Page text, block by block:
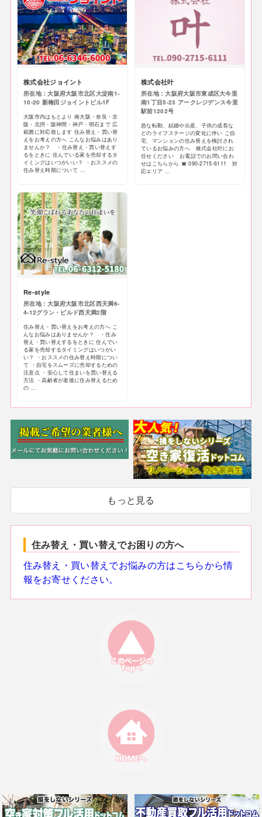
株式会社ジョイント
所在地：大阪府大阪市北区大淀南1-
10-20 新梅田ジョイントビル1F
大阪市内はもとより 南大阪・奈良・京
阪・北摂・阪神間・神戸・明石まで 広
範囲に対応致します 住み替え・買い替
えをお考えの方へ こんなお悩みはあり
ませんか？ ・住み替え・買い替えす
るをときに 住んでいる家を売却するタ
イミングはいつがいい？ ・おススメの
住み替え時期について ...
株式会社叶
所在地：大阪府大阪市東成区大今里
南1丁目5-23 アークレジデンス今里
駅前1202号
急な転勤、結婚や出産、子供の成長な
どのライフステージの変化に伴い ご自
宅、マンションの住み替えを検討され
ているお悩みの方へ 株式会社叶にお
任せください お電話でのお問い合わ
せはこちらから ☎ 090-2715-6111 対
応エリア ...
Re-style
所在地：大阪府大阪市北区西天満6-
4-12グラン・ビルド西天満2階
住み替え・買い替えをお考えの方へ こ
んなお悩みはありませんか？ ・住み
替え・買い替えするをときに 住んでい
る家を売却するタイミングはいつがい
い？ ・おススメの住み替え時期につい
て ・自宅をスムーズに売却するための
注意点 ・安心して住まいを買い替える
方法 ・高齢者が老後に住み替えるため
の ...
もっと見る
住み替え・買い替えでお困りの方へ
住み替え・買い替えでお悩みの方はこちらから情
報をお寄せください。